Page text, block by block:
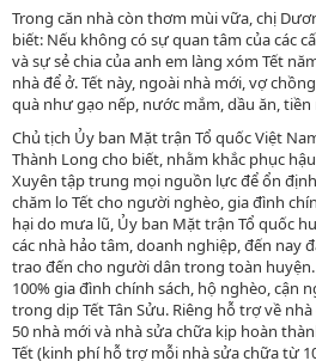
Trong căn nhà còn thơm mùi vữa, chị
biết: Nếu không có sự quan tâm của các
và sự sẻ chia của anh em làng xóm Tết
nhà để ở. Tết này, ngoài nhà mới, vợ
quà như gạo nếp, nước mắm, dầu ăn,
Chủ tịch Ủy ban Mặt trận Tổ quốc Việt
Thành Long cho biết, nhằm khắc phục
Xuyên tập trung mọi nguồn lực để ổn
chăm lo Tết cho người nghèo, gia đình
hại do mưa lũ, Ủy ban Mặt trận Tổ quốc
các nhà hảo tâm, doanh nghiệp, đến nay
trao đến cho người dân trong toàn
100% gia đình chính sách, hộ nghèo, cận
trong dịp Tết Tân Sửu. Riêng hỗ trợ về
50 nhà mới và nhà sửa chữa kịp hoàn
Tết (kinh phí hỗ trợ mỗi nhà sửa chữa từ